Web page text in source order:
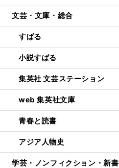
文芸・文庫・総合
すばる
小説すばる
集英社 文芸ステーション
web 集英社文庫
青春と読書
アジア人物史
学芸・ノンフィクション・新書